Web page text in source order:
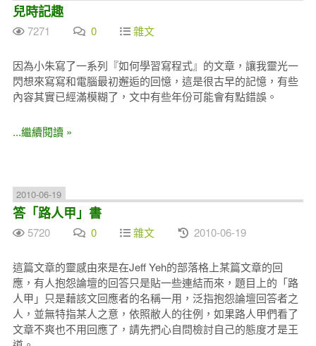
兒時記趣
7271 0 雜文
因為小朱寫了一系列『如何學習寫程式』的文章，讓我靈光一
閃想來寫寫和電腦最初邂逅的回憶，這是很古早的記憶，有些
內容其實已經滿模糊了，文中有些年份可能會有點錯誤。
...繼續閱讀 »
2010-06-19
答「路人甲」書
5720 0 雜文 2010-06-19
這篇文章的靈感由來是在Jeff Yeh的部落格上某篇文章的回
應，有人抱怨論壇的回答只是貼一些連結而來，題目上的「路
人甲」只是藉該文回應者的名稱一用，泛指抱怨論壇回答者之
人，並無特指某人之意，依照敝人的往例，如果路人甲們看了
文章不爽也不用回應了，請先捫心自問檢討自己的態度才是王